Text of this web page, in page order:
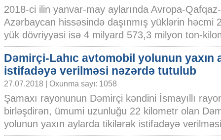
2018-ci ilin yanvar-may aylarında Avropa-
Azərbaycan hissəsində daşınmış yüklərin həcmi
yük dövriyyəsi isə 4 milyard 573,3 milyon ton-
Dəmirçi-Lahıc avtomobil yolunun yaxın
istifadəyə verilməsi nəzərdə tutulub
27.07.2018 | Oxunma sayı: 1058
Şamaxı rayonunun Dəmirçi kəndini İsmayıllı
birləşdirən, ümumi uzunluğu 22 kilometr olan
yolunun yaxın aylarda tikilərək istifadəyə